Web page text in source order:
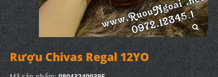
Rượu Chivas Regal 12YO